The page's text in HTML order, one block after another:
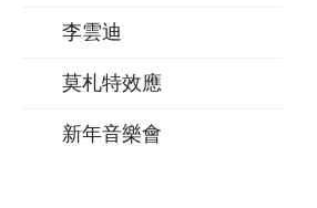
李雲迪
莫札特效應
新年音樂會